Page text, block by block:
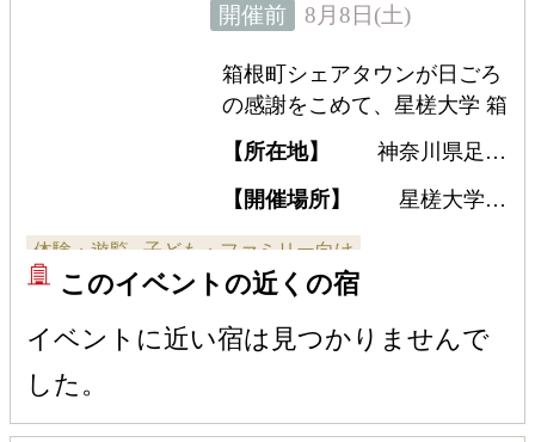
開催前 8月8日(土)
箱根町シェアタウンが日ごろ
の感謝をこめて、星槎大学 箱
根キャンパスの協力のもと
「感謝祭」を開催する。箱根
で暮らす人は遊びに行ってみ
【所在地】
神奈川県足柄
【開催場所】
星槎大学
体験・遊覧 子ども・ファミリー向け
このイベントの近くの宿
イベントに近い宿は見つかりませんで
した。